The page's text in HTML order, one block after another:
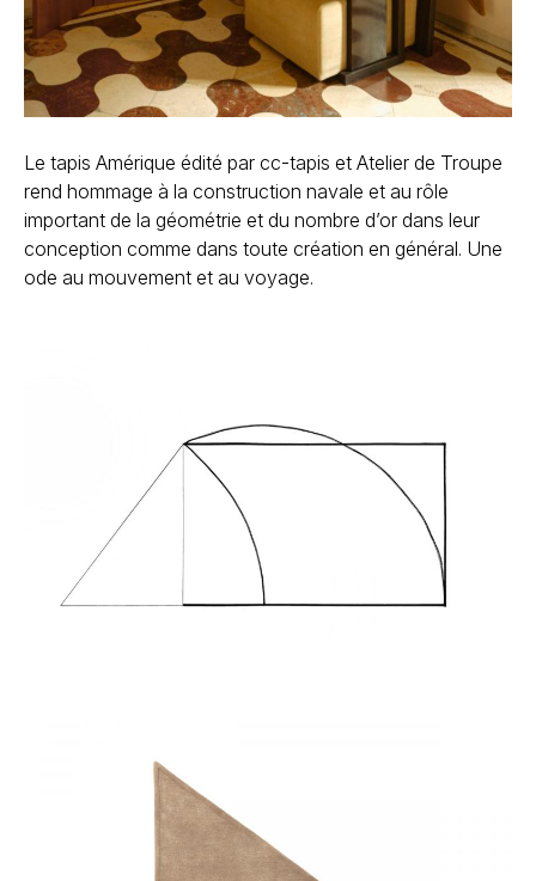
Le tapis Amérique édité par cc-tapis et Atelier de Troupe
rend hommage à la construction navale et au rôle
important de la géométrie et du nombre d’or dans leur
conception comme dans toute création en général. Une
ode au mouvement et au voyage.